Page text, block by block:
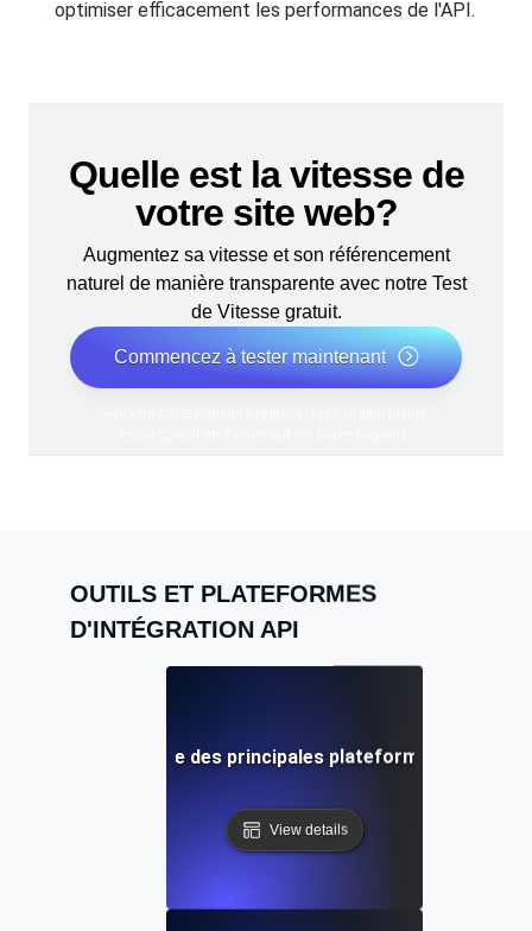
optimiser efficacement les performances de l'API.
Quelle est la vitesse de
votre site web?
Augmentez sa vitesse et son référencement
naturel de manière transparente avec notre Test
de Vitesse gratuit.
Commencez à tester maintenant
OUTILS ET PLATEFORMES
D'INTÉGRATION API
revue comparative des principales plateformes
View details